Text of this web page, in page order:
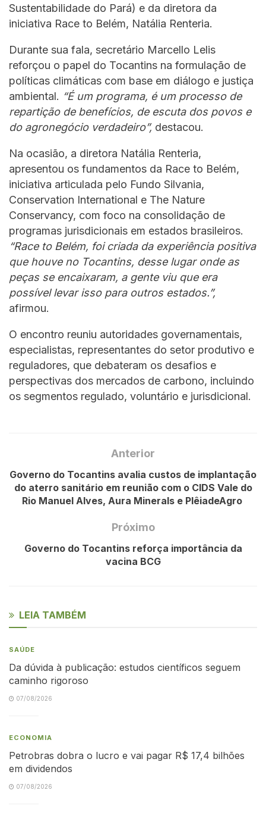
Sustentabilidade do Pará) e da diretora da
iniciativa Race to Belém, Natália Renteria.
Durante sua fala, secretário Marcello Lelis
reforçou o papel do Tocantins na formulação de
políticas climáticas com base em diálogo e justiça
ambiental. “É um programa, é um processo de
repartição de benefícios, de escuta dos povos e
do agronegócio verdadeiro”, destacou.
Na ocasião, a diretora Natália Renteria,
apresentou os fundamentos da Race to Belém,
iniciativa articulada pelo Fundo Silvania,
Conservation International e The Nature
Conservancy, com foco na consolidação de
programas jurisdicionais em estados brasileiros.
“Race to Belém, foi criada da experiência positiva
que houve no Tocantins, desse lugar onde as
peças se encaixaram, a gente viu que era
possível levar isso para outros estados.”,
afirmou.
O encontro reuniu autoridades governamentais,
especialistas, representantes do setor produtivo e
reguladores, que debateram os desafios e
perspectivas dos mercados de carbono, incluindo
os segmentos regulado, voluntário e jurisdicional.
Anterior
Governo do Tocantins avalia custos de implantação
do aterro sanitário em reunião com o CIDS Vale do
Rio Manuel Alves, Aura Minerals e PlêiadeAgro
Próximo
Governo do Tocantins reforça importância da
vacina BCG
LEIA TAMBÉM
SAÚDE
Da dúvida à publicação: estudos científicos seguem
caminho rigoroso
07/08/2026
ECONOMIA
Petrobras dobra o lucro e vai pagar R$ 17,4 bilhões
em dividendos
07/08/2026